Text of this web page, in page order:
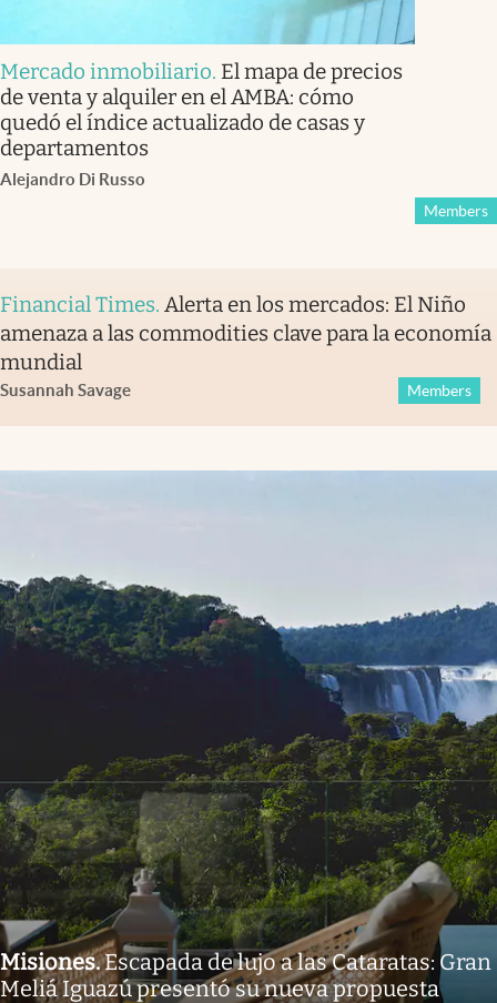
Mercado inmobiliario. El mapa de precios
de venta y alquiler en el AMBA: cómo
quedó el índice actualizado de casas y
departamentos
Alejandro Di Russo
Members
Financial Times. Alerta en los mercados: El Niño
amenaza a las commodities clave para la economía
mundial
Susannah Savage Members
Misiones.Escapada de lujo a las Cataratas: Gran
Meliá Iguazú presentó su nueva propuesta